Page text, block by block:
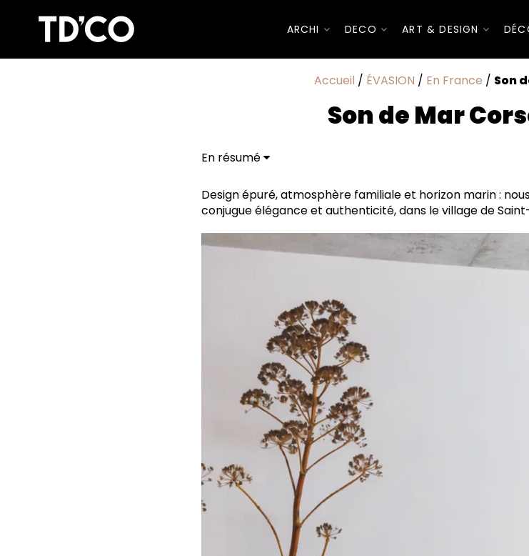
ARCHI DECO ART & DESIGN
Accueil / ÉVASION / En France / Son
Son de Mar
En résumé
Design épuré, atmosphère familiale et horizon marin :
conjugue élégance et authenticité, dans le village de